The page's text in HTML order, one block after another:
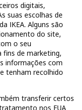
utilização
digitais,
suas escolhas de
IKEA. Alguns são
do site,
o seu
fins de marketing,
informações com
tenham recolhido
transferir certos
nos EUA